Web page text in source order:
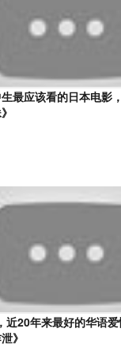
生最应该看的日本电影
近20年来最好的华语
》